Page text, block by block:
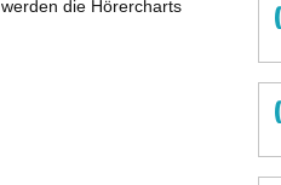
werden die Hörercharts